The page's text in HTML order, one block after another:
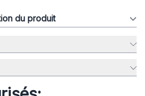
du produit